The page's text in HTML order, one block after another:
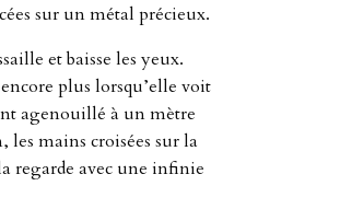
sur un métal précieux.
et baisse les yeux.
plus lorsqu’elle voit
agenouillé à un mètre
les mains croisées sur la
regarde avec une infinie